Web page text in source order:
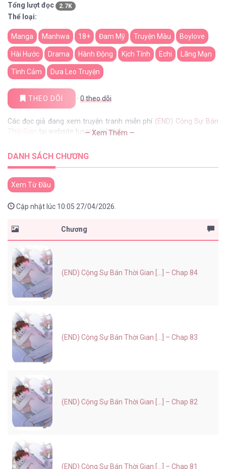
Tổng lượt đọc
2.7K
Thể loại:
Manga Manhwa 18+ Đam Mỹ Truyện Màu Boylove
Hài Hước Drama Hành Động Kịch Tính Echi Lãng Mạn
Tình Cảm Dưa Leo Truyện
THEO DÕI · 0theo dõi
Các đọc giả đang xem truyện tranh miễn phí (END) Cộng Sự Bán
Thời Gian
tại website tusachxinhxinh
— Xem Thêm —
DANH SÁCH CHƯƠNG
Xem Từ Đầu
Cập nhật lúc 10:05 27/04/2026.
Chương
(END) Cộng Sự Bán Thời Gian [...] – Chap 84
(END) Cộng Sự Bán Thời Gian [...] – Chap 83
(END) Cộng Sự Bán Thời Gian [...] – Chap 82
(END) Cộng Sự Bán Thời Gian [...] – Chap 81